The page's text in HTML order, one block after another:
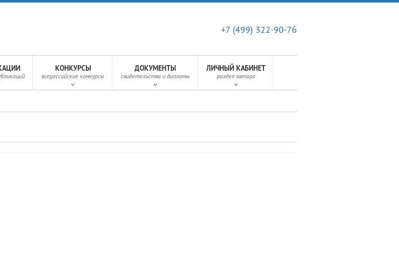
+7 (499) 322-90-76
КОНКУРСЫ
всероссийские конкурсы
ДОКУМЕНТЫ
свидетельства и дипломы
ЛИЧНЫЙ КАБИНЕТ
раздел автора